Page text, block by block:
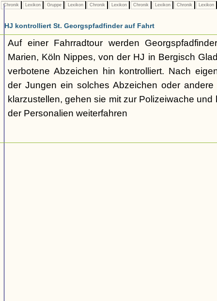
Chronik Lexikon Gruppe Lexikon Chronik Lexikon Chronik Lexikon Chronik Lexikon
HJ kontrolliert St. Georgspfadfinder auf Fahrt
Auf einer Fahrradtour werden
Marien, Köln Nippes, von der HJ in Bergisch
verbotene Abzeichen hin kontrolliert. Nach
der Jungen ein solches Abzeichen oder
klarzustellen, gehen sie mit zur Polizeiwache
der Personalien weiterfahren